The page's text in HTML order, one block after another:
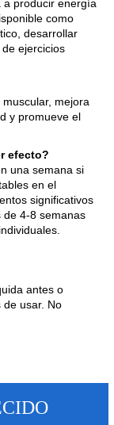
a producir energía
como
desarrollar
ejercicios
mejora
y promueve el
efecto?
una semana si
en el
significativos
de 4-8 semanas
antes o
de usar. No